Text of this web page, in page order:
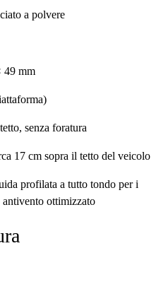
a polvere
49 mm
senza foratura
17 cm sopra il tetto del veicolo
profilata a tutto tondo per i
ottimizzato